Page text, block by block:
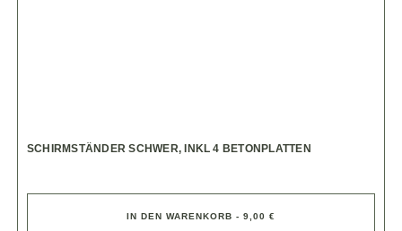
SCHIRMSTÄNDER SCHWER, INKL 4 BETONPLATTEN
IN DEN WARENKORB - 9,00 €